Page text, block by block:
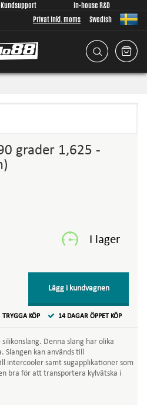
Kundsupport
In-house R&D
Privat Inkl. moms Swedish
grader 1,625 -
Lägg i kundvagnen
TRYGGA KÖP 14 DAGAR ÖPPET KÖP
Denna slang har olika
Slangen kan används till
intercooler samt sugapplikationer som
bra för att transportera kylvätska i